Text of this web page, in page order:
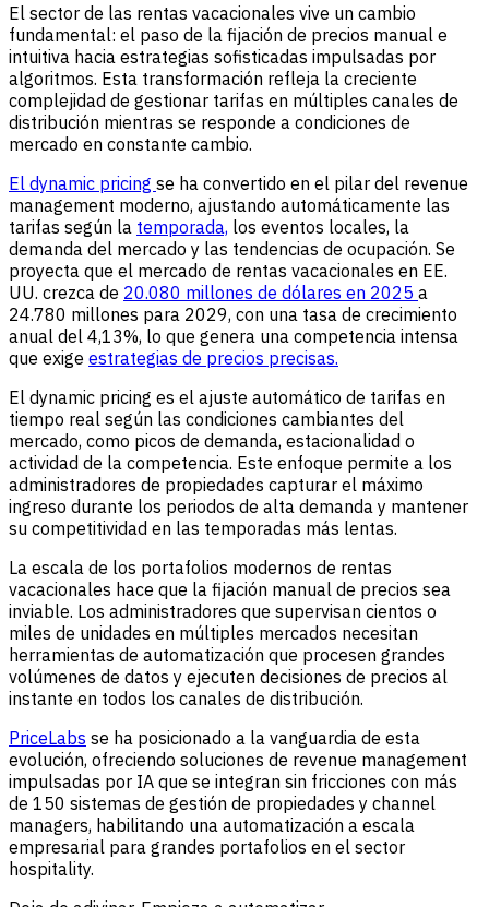
El sector de las rentas vacacionales vive un cambio
fundamental: el paso de la fijación de precios manual e
intuitiva hacia estrategias sofisticadas impulsadas por
algoritmos. Esta transformación refleja la creciente
complejidad de gestionar tarifas en múltiples canales de
distribución mientras se responde a condiciones de
mercado en constante cambio.
El dynamic pricing se ha convertido en el pilar del revenue
management moderno, ajustando automáticamente las
tarifas según la temporada, los eventos locales, la
demanda del mercado y las tendencias de ocupación. Se
proyecta que el mercado de rentas vacacionales en EE.
UU. crezca de 20.080 millones de dólares en 2025 a
24.780 millones para 2029, con una tasa de crecimiento
anual del 4,13%, lo que genera una competencia intensa
que exige estrategias de precios precisas.
El dynamic pricing es el ajuste automático de tarifas en
tiempo real según las condiciones cambiantes del
mercado, como picos de demanda, estacionalidad o
actividad de la competencia. Este enfoque permite a los
administradores de propiedades capturar el máximo
ingreso durante los periodos de alta demanda y mantener
su competitividad en las temporadas más lentas.
La escala de los portafolios modernos de rentas
vacacionales hace que la fijación manual de precios sea
inviable. Los administradores que supervisan cientos o
miles de unidades en múltiples mercados necesitan
herramientas de automatización que procesen grandes
volúmenes de datos y ejecuten decisiones de precios al
instante en todos los canales de distribución.
PriceLabs se ha posicionado a la vanguardia de esta
evolución, ofreciendo soluciones de revenue management
impulsadas por IA que se integran sin fricciones con más
de 150 sistemas de gestión de propiedades y channel
managers, habilitando una automatización a escala
empresarial para grandes portafolios en el sector
hospitality.